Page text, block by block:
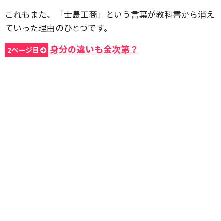
これもまた、「士農工商」という言葉が教科書から消え
ていった理由のひとつです。
2ページ目 身分の違いも金次第？